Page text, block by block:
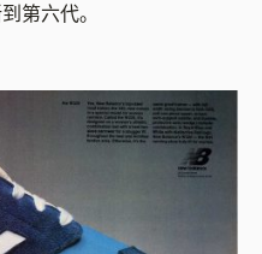
第六代。